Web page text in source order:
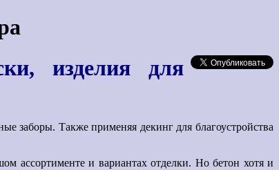
изделия для
заборы. Также применяя декинг для благоустройства
ассортименте и вариантах отделки. Но бетон хотя и